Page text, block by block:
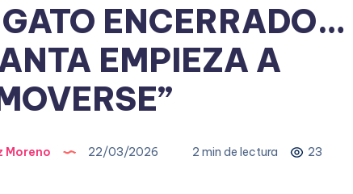
ENCERRADO…
EMPIEZA A
Moreno 22/03/2026 2 min de lectura 23